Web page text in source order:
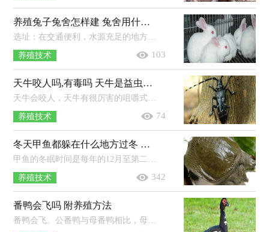
养殖兔子兔舍怎样建 兔舍用什么消毒好
选址：在交通便利，水源充足的地方建立兔舍，周边的环境要满足兔子的日常需求。建筑材料：要选择具有坚硬、结实、防潮、有完善的防水性能...
养殖技术 103
天牛咬人吗,有毒吗 天牛是益虫还是害虫
养殖技术 74
冬天甲鱼都躲在什么地方过冬 放在家里能活多久
养殖技术 342
番鸭会飞吗 附养殖方法